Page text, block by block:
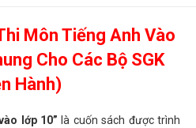
Môn Tiếng Anh Vào
Cho Các Bộ SGK
Hành)
lớp 10” là cuốn sách được trình